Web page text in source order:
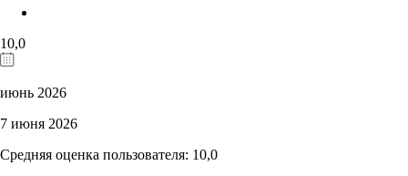
10,0
июнь 2026
7 июня 2026
Средняя оценка пользователя: 10,0